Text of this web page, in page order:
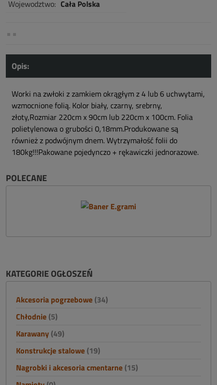
Wojewodztwo: Cała Polska
Opis:
Worki na zwłoki z zamkiem okrągłym z 4 lub 6 uchwytami,
wzmocnione folią. Kolor biały, czarny, srebrny,
złoty,Rozmiar 220cm x 90cm lub 220cm x 100cm. Folia
polietylenowa o grubości 0,18mm.Produkowane są
również z podwójnym dnem. Wytrzymałość folii do
180kg!!!Pakowane pojedynczo + rękawiczki jednorazowe.
POLECANE
KATEGORIE OGŁOSZEŃ
Akcesoria pogrzebowe (34)
Chłodnie (5)
Karawany (49)
Konstrukcje stalowe (19)
Nagrobki i akcesoria cmentarne (15)